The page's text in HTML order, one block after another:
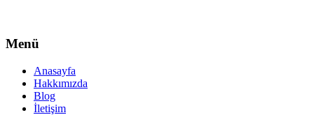
Menü
Anasayfa
Hakkımızda
Blog
İletişim